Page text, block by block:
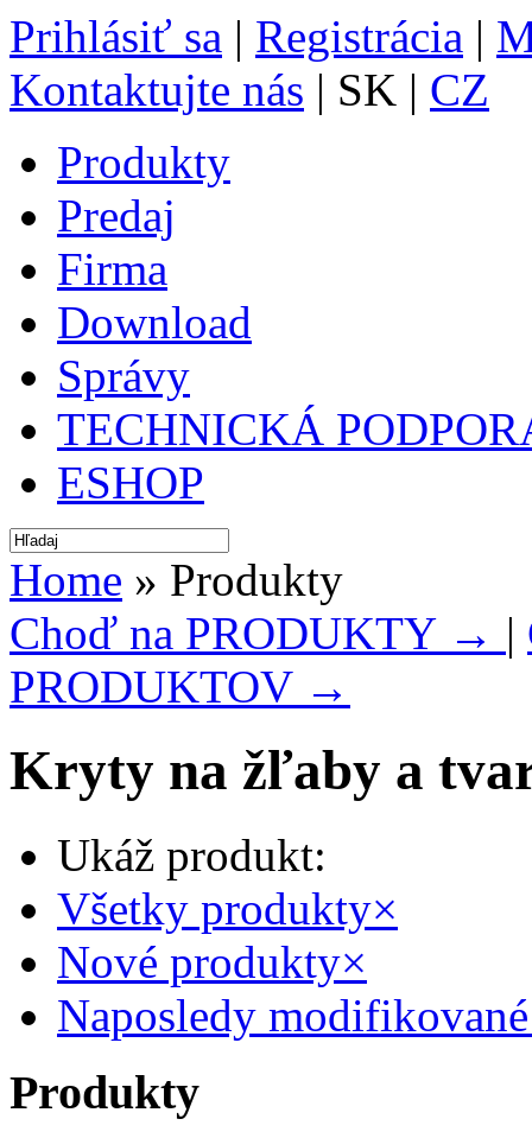
Prihlásiť sa | Registrácia |
Kontaktujte nás | SK | CZ
Produkty
Predaj
Firma
Download
Správy
TECHNICKÁ
ESHOP
Home » Produkty
Choď na PRODUKTY → |
PRODUKTOV →
Kryty na žľaby a
Ukáž produkt:
Všetky produkty×
Nové produkty×
Naposledy
Produkty